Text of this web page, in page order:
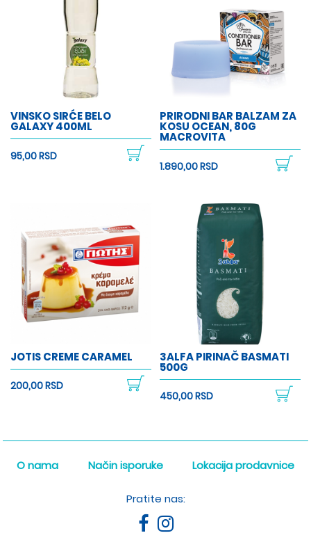
VINSKO SIRĆE BELO
GALAXY 400ML
95,00 RSD
PRIRODNI BAR BALZAM ZA
KOSU OCEAN, 80G
MACROVITA
1.890,00 RSD
JOTIS CREME CARAMEL
200,00 RSD
3ALFA PIRINAČ BASMATI
500G
450,00 RSD
O nama Način isporuke Lokacija prodavnice
Pratite nas: